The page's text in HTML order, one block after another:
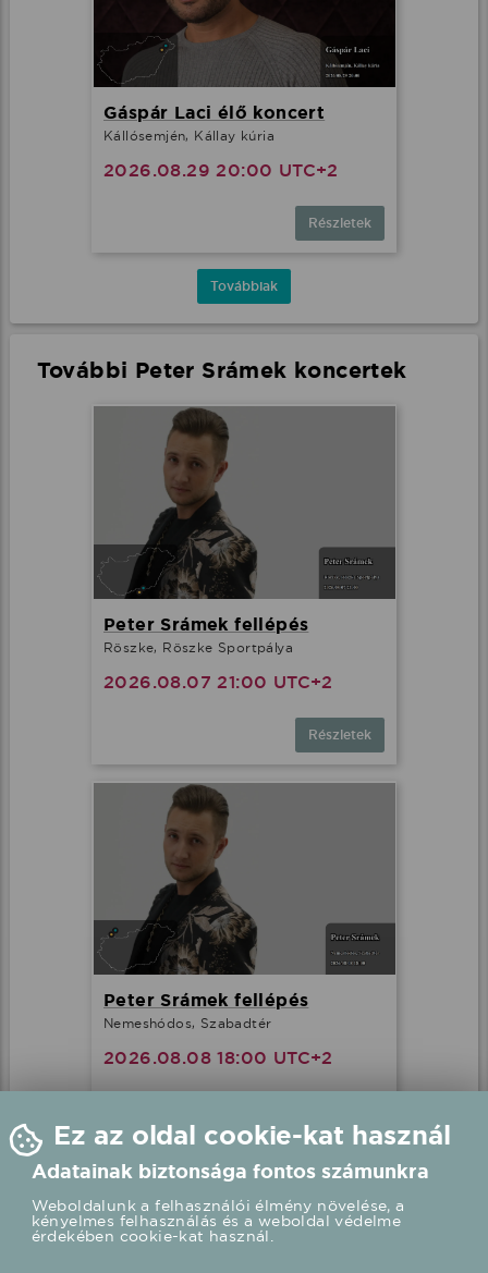
Gáspár Laci élő koncert
Kállósemjén, Kállay kúria
2026.08.29 20:00 UTC+2
Részletek
Továbbiak
További Peter Srámek koncertek
Peter Srámek fellépés
Röszke, Röszke Sportpálya
2026.08.07 21:00 UTC+2
Részletek
Peter Srámek fellépés
Nemeshódos, Szabadtér
2026.08.08 18:00 UTC+2
Ez az oldal cookie-kat használ
Adatainak biztonsága fontos számunkra
Weboldalunk a felhasználói élmény növelése, a
kényelmes felhasználás és a weboldal védelme
érdekében cookie-kat használ.